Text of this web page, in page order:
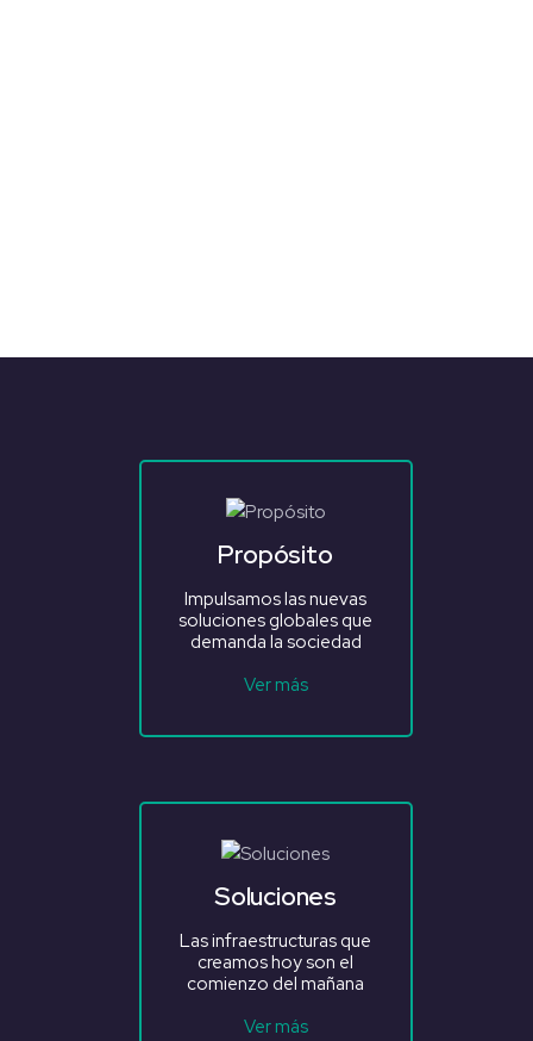
Propósito
Impulsamos las nuevas
soluciones globales que
demanda la sociedad
Ver más
Soluciones
Las infraestructuras que
creamos hoy son el
comienzo del mañana
Ver más